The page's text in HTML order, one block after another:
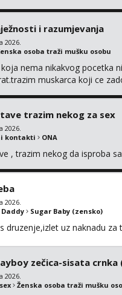
i razumjevanja
2026.
osoba traži mušku osobu
nema nikakvog pocetka
muskarca koji ce
trazim nekog za sex
2026.
kontakti ONA
, trazim nekog da isproba
2026.
Sugar Baby (zensko)
druzenje,izlet uz naknadu za
zečica-sisata
2026.
Ženska osoba traži mušku